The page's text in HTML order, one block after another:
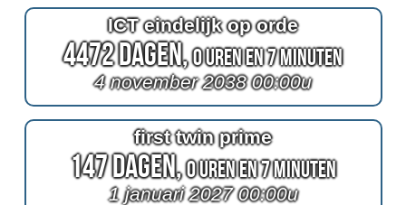
ICT eindelijk op orde
4472 Dagen,0 Uren en 7 Minuten
4 november 2038 00:00u
first twin prime
147 Dagen,0 Uren en 7 Minuten
1 januari 2027 00:00u